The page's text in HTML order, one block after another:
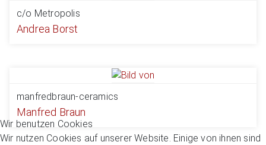
c/o Metropolis
Andrea Borst
manfredbraun-ceramics
Manfred Braun
Wir benutzen Cookies
Wir nutzen Cookies auf unserer Website. Einige von ihnen sind